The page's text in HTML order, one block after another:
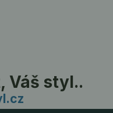
Váš styl..